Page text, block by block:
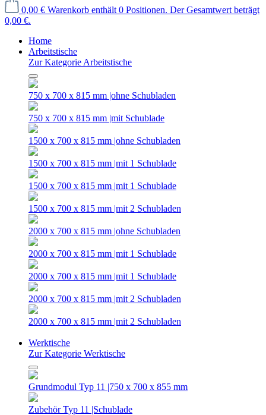
0,00 € Warenkorb enthält 0 Positionen. Der Gesamtwert beträgt
0,00 €.
Home
Arbeitstische
Zur Kategorie Arbeitstische
750 x 700 x 815 mm |ohne Schubladen
750 x 700 x 815 mm |mit Schublade
1500 x 700 x 815 mm |ohne Schubladen
1500 x 700 x 815 mm |mit 1 Schublade
1500 x 700 x 815 mm |mit 1 Schublade
1500 x 700 x 815 mm |mit 2 Schubladen
2000 x 700 x 815 mm |ohne Schubladen
2000 x 700 x 815 mm |mit 1 Schublade
2000 x 700 x 815 mm |mit 1 Schublade
2000 x 700 x 815 mm |mit 2 Schubladen
2000 x 700 x 815 mm |mit 2 Schubladen
Werktische
Zur Kategorie Werktische
Grundmodul Typ 11 |750 x 700 x 855 mm
Zubehör Typ 11 |Schublade